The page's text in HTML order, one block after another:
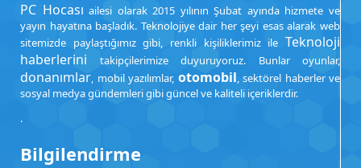
PC Hocası ailesi olarak 2015 yılının Şubat ayında hizmete ve
yayın hayatına başladık. Teknolojiye dair her şeyi esas alarak web
sitemizde paylaştığımız gibi, renkli kişiliklerimiz ile Teknoloji
haberlerini takipçilerimize duyuruyoruz. Bunlar oyunlar,
donanımlar, mobil yazılımlar, otomobil, sektörel haberler ve
sosyal medya gündemleri gibi güncel ve kaliteli içeriklerdir.
.
Bilgilendirme